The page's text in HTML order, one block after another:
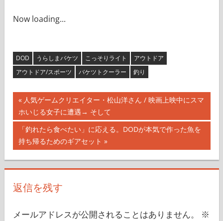
Now loading...
DOD うらしまバケツ こっそりライト
アウトドア
アウトドア/スポーツ
バケツトクーラー 釣り
投
稿
ナ
ビ
ゲ
ー
前
の
記
事:
人気ゲームクリエイター・松山洋さん / 映画上映中にスマ
ホいじる女子に遭遇→ そして
次
の
記
「釣れたら食べたい」に応える。DODが本気で作った魚を
持ち帰るためのギアセット
返信を残す
メールアドレスが公開されることはありません。
※